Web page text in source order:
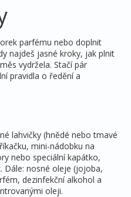
parfému nebo doplnit
najdeš jasné kroky, jak plnit
vydržela. Stačí pár
pravidla o ředění a
lahvičky (hnědé nebo tmavé
mini-nádobku na
nebo speciální kapátko,
Dále: nosné oleje (jojoba,
dezinfekční alkohol a
oleji.